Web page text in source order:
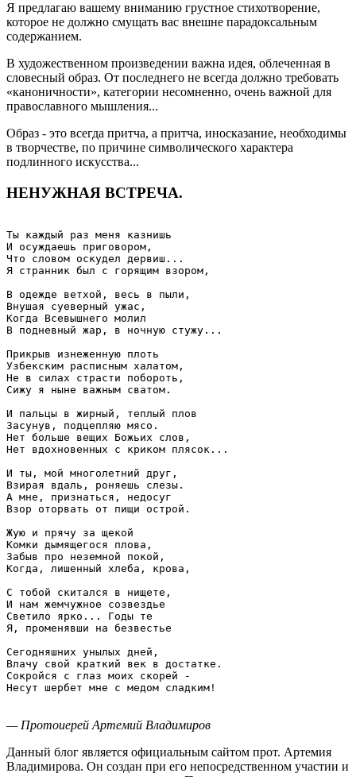
Я предлагаю вашему вниманию грустное стихотворение,
которое не должно смущать вас внешне парадоксальным
содержанием.
В художественном произведении важна идея, облеченная в
словесный образ. От последнего не всегда должно требовать
«каноничности», категории несомненно, очень важной для
православного мышления...
Образ - это всегда притча, а притча, иносказание, необходимы
в творчестве, по причине символического характера
подлинного искусства...
НЕНУЖНАЯ ВСТРЕЧА.
Ты каждый раз меня казнишь
И осуждаешь приговором,
Что словом оскудел дервиш...
Я странник был с горящим взором,
В одежде ветхой, весь в пыли,
Внушая суеверный ужас,
Когда Всевышнего молил
В подневный жар, в ночную стужу...
Прикрыв изнеженную плоть
Узбекским расписным халатом,
Не в силах страсти побороть,
Сижу я ныне важным сватом.
И пальцы в жирный, теплый плов
Засунув, подцепляю мясо.
Нет больше вещих Божьих слов,
Нет вдохновенных с криком плясок...
И ты, мой многолетний друг,
Взирая вдаль, роняешь слезы.
А мне, признаться, недосуг
Взор оторвать от пищи острой.
Жую и прячу за щекой
Комки дымящегося плова,
Забыв про неземной покой,
Когда, лишенный хлеба, крова,
С тобой скитался в нищете,
И нам жемчужное созвездье
Светило ярко... Годы те
Я, променявши на безвестье
Сегодняшних унылых дней,
Влачу свой краткий век в достатке.
Сокройся с глаз моих скорей -
Несут шербет мне с медом сладким!
— Протоиерей Артемий Владимиров
Данный блог является официальным сайтом прот. Артемия
Владимирова. Он создан при его непосредственном участии и